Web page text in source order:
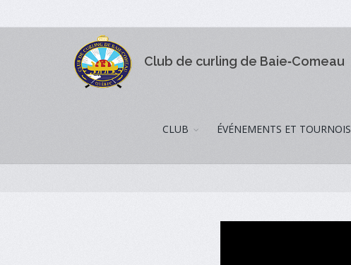
Club de curling de Baie‑Comeau
CLUB ÉVÉNEMENTS ET TOURNOIS